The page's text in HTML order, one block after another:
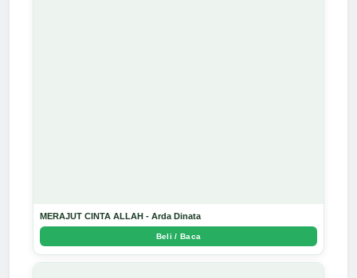
MERAJUT CINTA ALLAH - Arda Dinata
Beli / Baca